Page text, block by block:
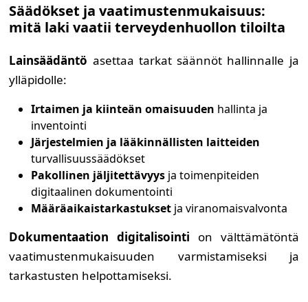
Säädökset ja vaatimustenmukaisuus:
mitä laki vaatii terveydenhuollon tiloilta
Lainsäädäntö asettaa tarkat säännöt hallinnalle ja
ylläpidolle:
Irtaimen ja kiinteän omaisuuden hallinta ja
inventointi
Järjestelmien ja lääkinnällisten laitteiden
turvallisuussäädökset
Pakollinen jäljitettävyys ja toimenpiteiden
digitaalinen dokumentointi
Määräaikaistarkastukset ja viranomaisvalvonta
Dokumentaation digitalisointi on välttämätöntä
vaatimustenmukaisuuden varmistamiseksi ja
tarkastusten helpottamiseksi.